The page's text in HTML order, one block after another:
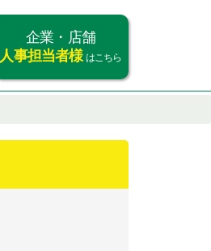
企業・店舗
人事担当者様 はこちら